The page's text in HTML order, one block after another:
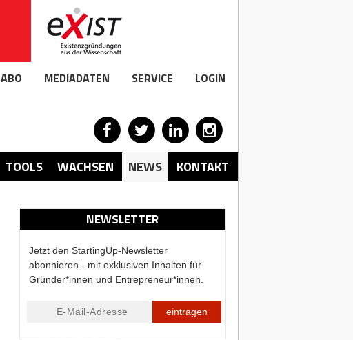
ABO MEDIADATEN SERVICE LOGIN
TOOLS WACHSEN NEWS KONTAKT
NEWSLETTER
Jetzt den StartingUp-Newsletter
abonnieren - mit exklusiven Inhalten für
Gründer*innen und Entrepreneur*innen.
eintragen